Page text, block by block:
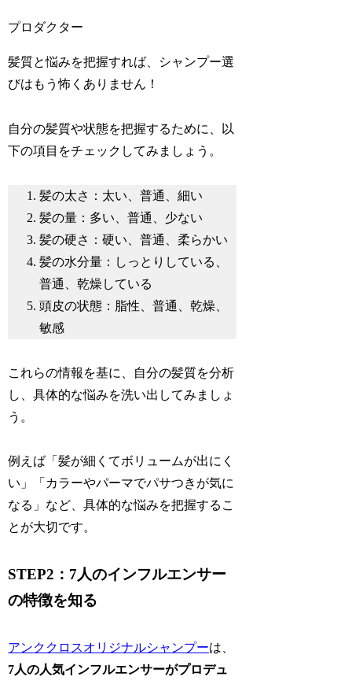
プロダクター
髪質と悩みを把握すれば、シャンプー選
びはもう怖くありません！
自分の髪質や状態を把握するために、以
下の項目をチェックしてみましょう。
髪の太さ：太い、普通、細い
髪の量：多い、普通、少ない
髪の硬さ：硬い、普通、柔らかい
髪の水分量：しっとりしている、
普通、乾燥している
頭皮の状態：脂性、普通、乾燥、
敏感
これらの情報を基に、自分の髪質を分析
し、具体的な悩みを洗い出してみましょ
う。
例えば「髪が細くてボリュームが出にく
い」「カラーやパーマでパサつきが気に
なる」など、具体的な悩みを把握するこ
とが大切です。
STEP2：7人のインフルエンサー
の特徴を知る
アンククロスオリジナルシャンプーは、
7人の人気インフルエンサーがプロデュ